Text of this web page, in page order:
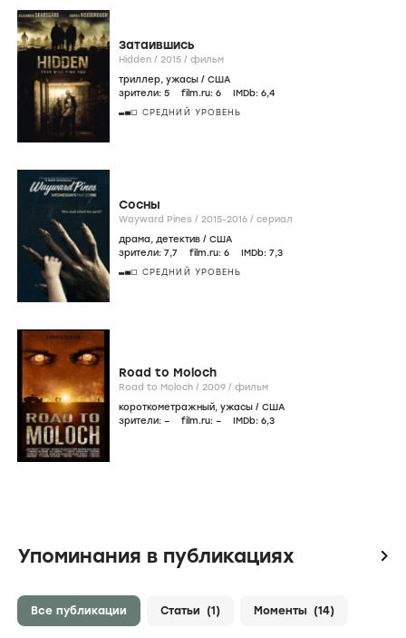
Затаившись
Hidden / 2015 / фильм
триллер, ужасы / США
зрители: 5 film.ru: 6 IMDb: 6,4
СРЕДНИЙ УРОВЕНЬ
Сосны
Wayward Pines / 2015-2016 / сериал
драма, детектив / США
зрители: 7,7 film.ru: 6 IMDb: 7,3
СРЕДНИЙ УРОВЕНЬ
Road to Moloch
Road to Moloch / 2009 / фильм
короткометражный, ужасы / США
зрители: – film.ru: – IMDb: 6,3
Упоминания в публикациях icon
Все публикации Статьи (1) Моменты (14)